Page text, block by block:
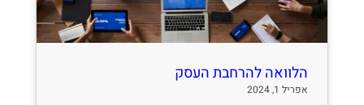
הלוואה להרחבת העסק
אפריל 1, 2024